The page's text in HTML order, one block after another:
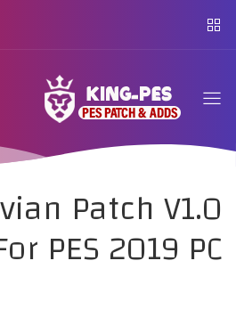
Patch V1.0
PES 2019 PC